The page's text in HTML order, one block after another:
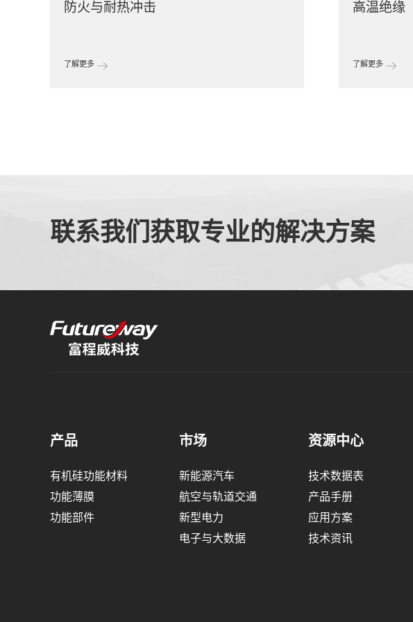
防火与耐热冲击
了解更多
高温绝缘
了解更多
联系我们获取专业的解决方案
产品
有机硅功能材料
功能薄膜
功能部件
市场
新能源汽车
航空与轨道交通
新型电力
电子与大数据
资源中心
技术数据表
产品手册
应用方案
技术资讯